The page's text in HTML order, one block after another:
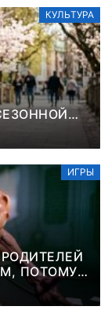
КУЛЬТУРА
ПЛАЩА
ИГРЫ
ПОТОМУ